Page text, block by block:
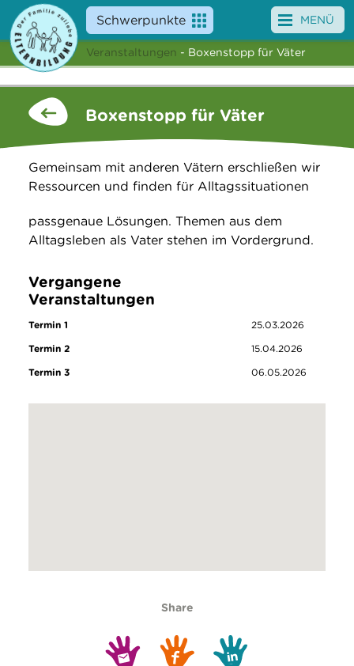
Schwerpunkte
Angebote
Veranstaltungen
Service
Suche
MENÜ
Veranstaltungen - Boxenstopp für Väter
Boxenstopp für Väter
Gemeinsam mit anderen Vätern erschließen wir
Ressourcen und finden für Alltagssituationen
passgenaue Lösungen. Themen aus dem
Alltagsleben als Vater stehen im Vordergrund.
Vergangene
Veranstaltungen
Termin 1
25.03.2026
Termin 2
15.04.2026
Termin 3
06.05.2026
Share